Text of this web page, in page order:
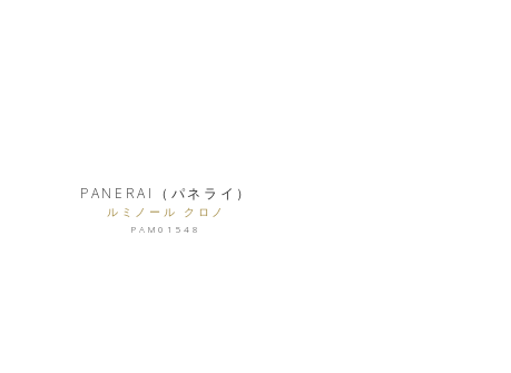
PANERAI（パネライ）
ルミノール クロノ
PAM01548